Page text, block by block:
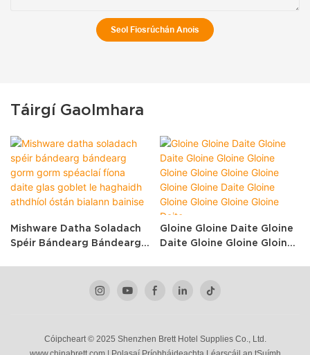
Seol Fiosrúchán Anois
Táirgí Gaolmhara
Mishware Datha Soladach
Spéir Bándearg Bándearg
Haghaidh Athdhíol Óstán
Gloine Gloine Daite Gloine
Daite Gloine Gloine Gloine
Gloine Gloine Gloine Gloine
Cóipcheart © 2025 Shenzhen Brett Hotel Supplies Co., Ltd.